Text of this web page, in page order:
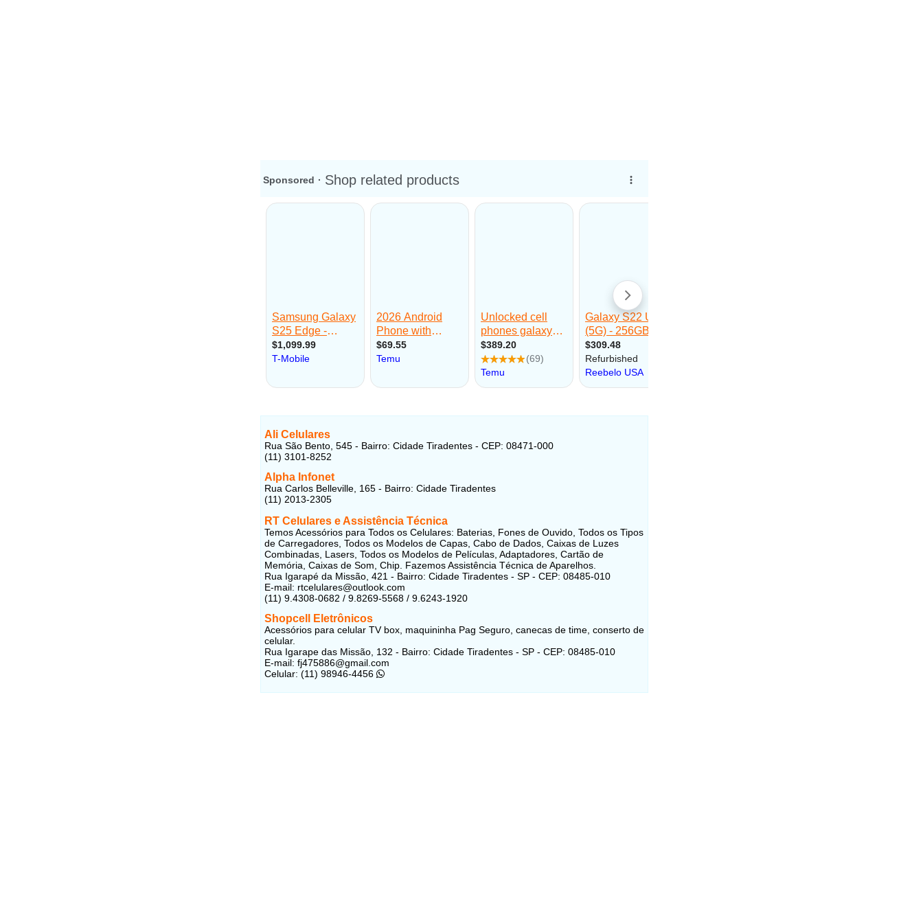
Ali Celulares
Rua São Bento, 545 - Bairro: Cidade Tiradentes - CEP: 08471-000
(11) 3101-8252
Alpha Infonet
Rua Carlos Belleville, 165 - Bairro: Cidade Tiradentes
(11) 2013-2305
RT Celulares e Assistência Técnica
Temos Acessórios para Todos os Celulares: Baterias, Fones de Ouvido, Todos os Tipos
de Carregadores, Todos os Modelos de Capas, Cabo de Dados, Caixas de Luzes
Combinadas, Lasers, Todos os Modelos de Películas, Adaptadores, Cartão de
Memória, Caixas de Som, Chip. Fazemos Assistência Técnica de Aparelhos.
Rua Igarapé da Missão, 421 - Bairro: Cidade Tiradentes - SP - CEP: 08485-010
E-mail: rtcelulares@outlook.com
(11) 9.4308-0682 / 9.8269-5568 / 9.6243-1920
Shopcell Eletrônicos
Acessórios para celular TV box, maquininha Pag Seguro, canecas de time, conserto de
celular.
Rua Igarape das Missão, 132 - Bairro: Cidade Tiradentes - SP - CEP: 08485-010
E-mail: fj475886@gmail.com
Celular: (11) 98946-4456